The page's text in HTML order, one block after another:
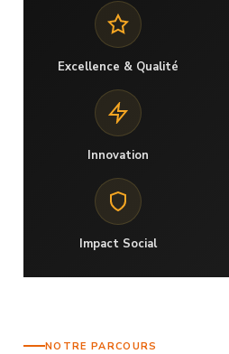
Excellence & Qualité
Innovation
Impact Social
NOTRE PARCOURS